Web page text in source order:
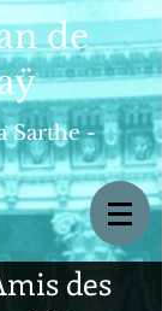
de
Sarthe -
des